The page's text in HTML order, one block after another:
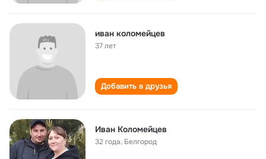
иван коломейцев
37 лет
Добавить в друзья
Иван Коломейцев
32 года, Белгород